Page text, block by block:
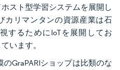
スト型学習システムを展開し
カリマンタンの資源産業は石
するためにIoTを展開してお
います。
のGraPARIショップは比類のな